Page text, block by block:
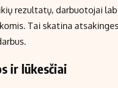
rezultatų, darbuotojai
Tai skatina
ir lūkesčiai